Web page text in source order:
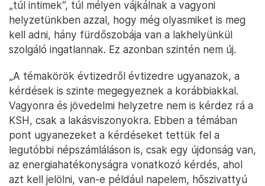
„túl intimek”, túl mélyen vájkálnak a vagyoni
helyzetünkben azzal, hogy még olyasmiket is meg
kell adni, hány fürdőszobája van a lakhelyünkül
szolgáló ingatlannak. Ez azonban szintén nem új.
„A témakörök évtizedről évtizedre ugyanazok, a
kérdések is szinte megegyeznek a korábbiakkal.
Vagyonra és jövedelmi helyzetre nem is kérdez rá a
KSH, csak a lakásviszonyokra. Ebben a témában
pont ugyanezeket a kérdéseket tettük fel a
legutóbbi népszámláláson is, csak egy újdonság van,
az energiahatékonyságra vonatkozó kérdés, ahol
azt kell jelölni, van-e például napelem, hőszivattyú